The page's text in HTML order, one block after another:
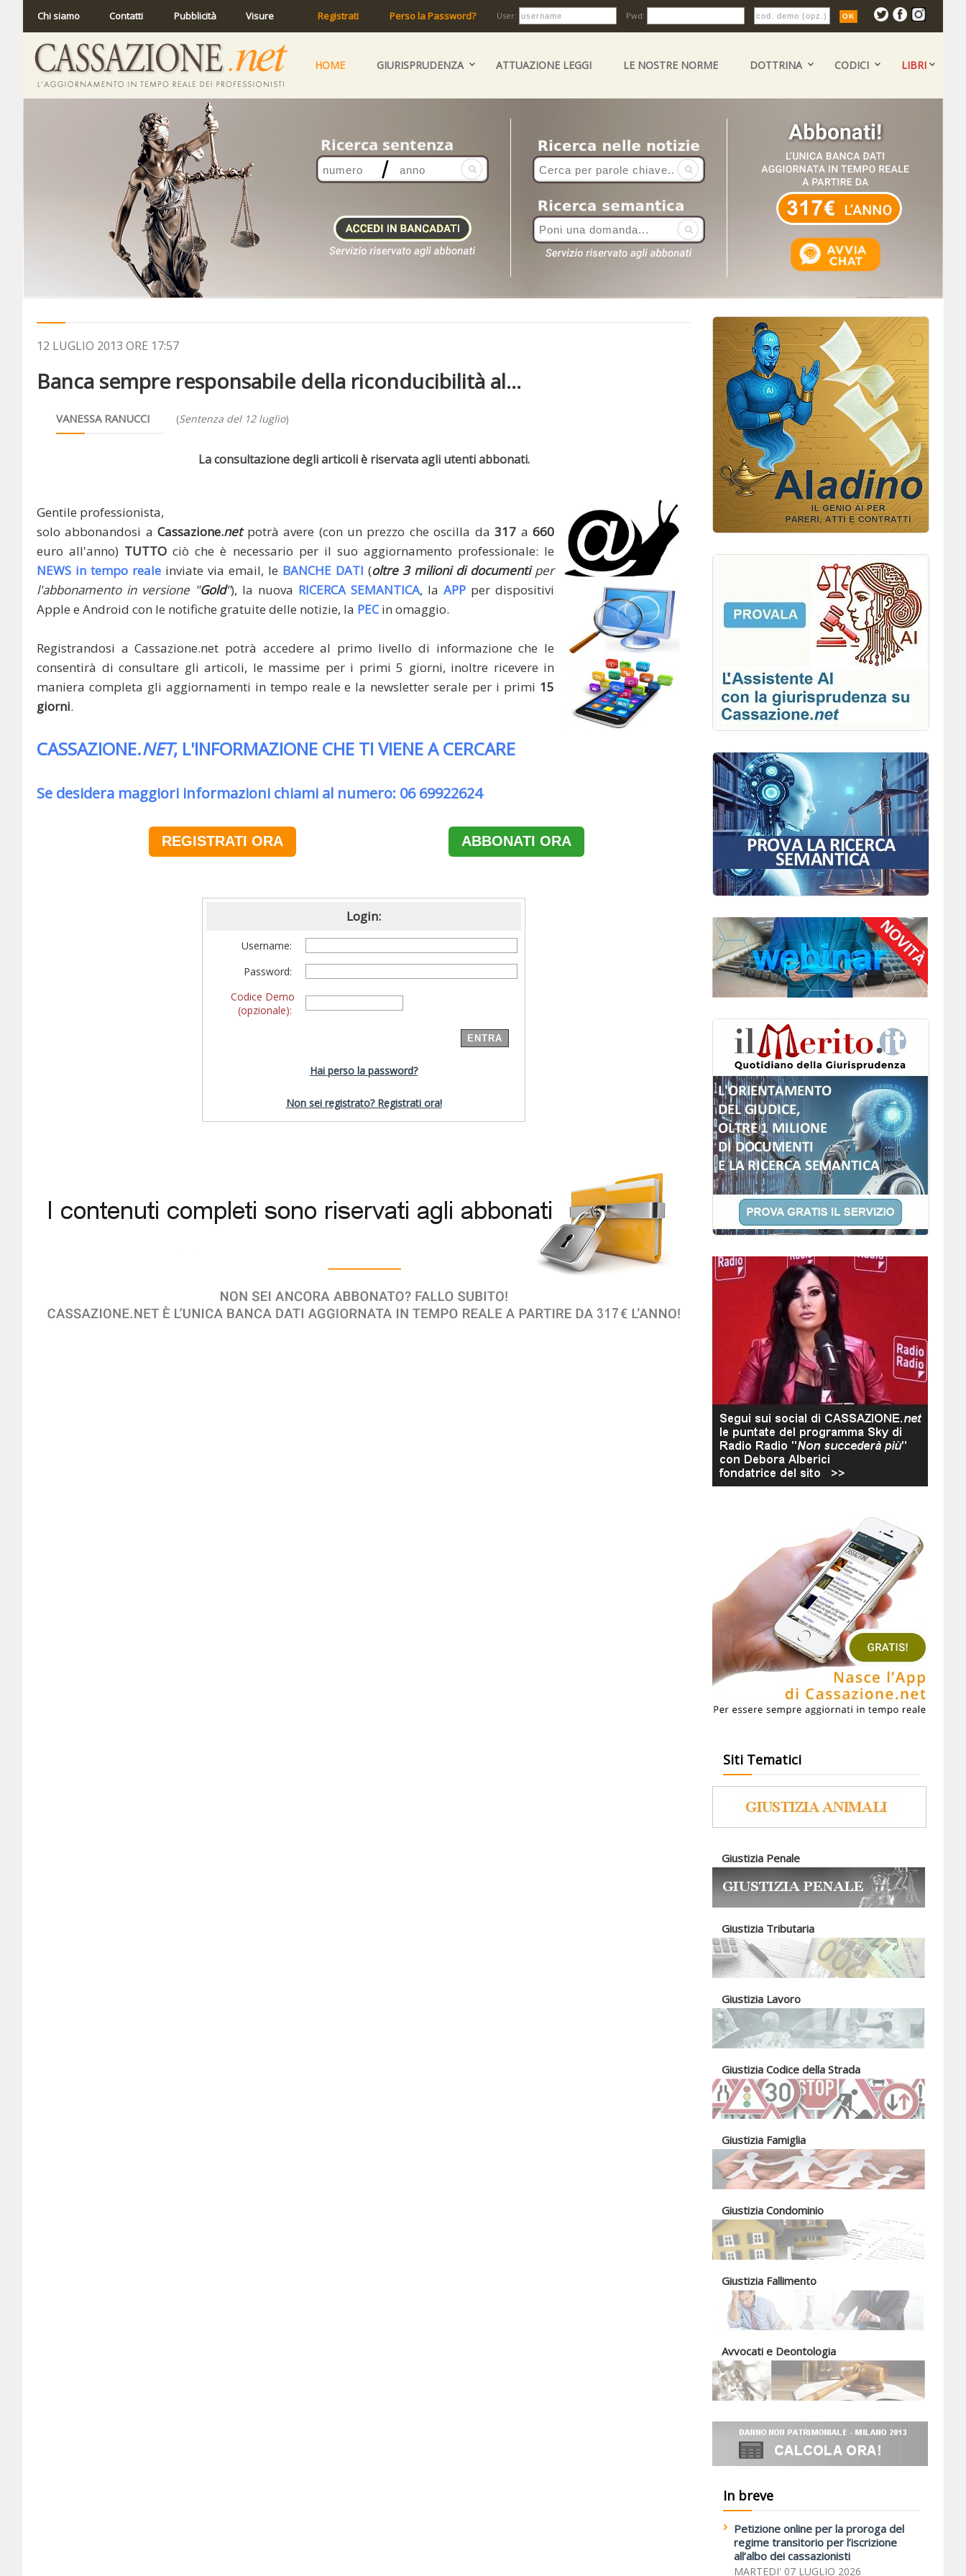
Chi siamo Contatti Pubblicità Visure Registrati Perso la Password? User: Pwd:
HOME GIURISPRUDENZA ATTUAZIONE LEGGI LE NOSTRE NORME DOTTRINA CODICI LIBRI
12 LUGLIO 2013 ORE 17:57
Banca sempre responsabile della riconducibilità al...
VANESSA RANUCCI (Sentenza del 12 luglio)
La consultazione degli articoli è riservata agli utenti abbonati.
Gentile professionista,
solo abbonandosi aCassazione.netpotrà avere (con un prezzo che oscilla da317 a660
euro all'anno) TUTTO ciò che è necessario per il suo aggiornamento professionale: le
NEWS in tempo reale inviate via email, le BANCHE DATI (oltre 3 milioni di documentiper
l'abbonamento in versione "Gold"), la nuova RICERCA SEMANTICA, la APP per dispositivi
Apple e Android con le notifiche gratuite delle notizie, la PECin omaggio.
Registrandosi a Cassazione.net potrà accedere al primo livello di informazione che le
consentirà di consultare gli articoli, le massime per i primi 5 giorni, inoltre ricevere in
maniera completa gli aggiornamenti in tempo reale e la newsletter serale per i primi 15
giorni.
CASSAZIONE.NET, L'INFORMAZIONE CHE TI VIENE A CERCARE
Se desidera maggiori informazioni chiami al numero: 06 69922624
REGISTRATI ORA ABBONATI ORA
Login:
Username:
Password:
Codice Demo
(opzionale):
Hai perso la password?
Non sei registrato? Registrati ora!
Siti Tematici
Giustizia Penale
Giustizia Tributaria
Giustizia Lavoro
Giustizia Codice della Strada
Giustizia Famiglia
Giustizia Condominio
Giustizia Fallimento
Avvocati e Deontologia
In breve
Petizione online per la proroga del
regime transitorio per l’iscrizione
all’albo dei cassazionisti
MARTEDI' 07 LUGLIO 2026